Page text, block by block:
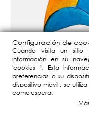
Configuración de
Cuando visita un sitio
información en su
'cookies '. Esta
preferencias o su
dispositivo móvil), se
como espera.